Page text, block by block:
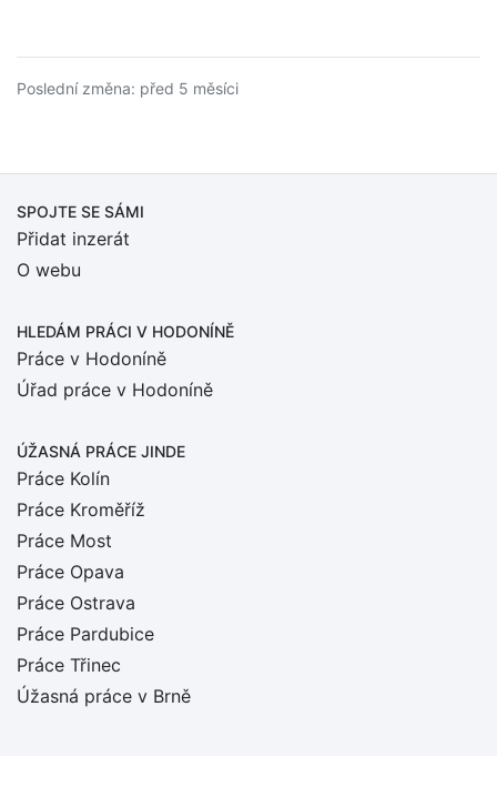
Poslední změna: před 5 měsíci
SPOJTE SE SÁMI
Přidat inzerát
O webu
HLEDÁM PRÁCI V HODONÍNĚ
Práce v Hodoníně
Úřad práce v Hodoníně
ÚŽASNÁ PRÁCE JINDE
Práce Kolín
Práce Kroměříž
Práce Most
Práce Opava
Práce Ostrava
Práce Pardubice
Práce Třinec
Úžasná práce v Brně